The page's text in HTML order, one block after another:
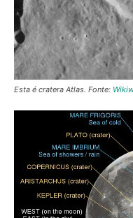
Esta é cratera Atlas. Fonte: